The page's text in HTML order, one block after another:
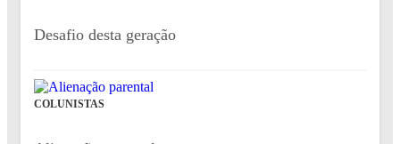
Desafio desta geração
COLUNISTAS